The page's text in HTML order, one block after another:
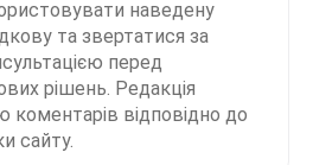
наведену
та звертатися за
перед
рішень. Редакція
коментарів відповідно до
сайту.